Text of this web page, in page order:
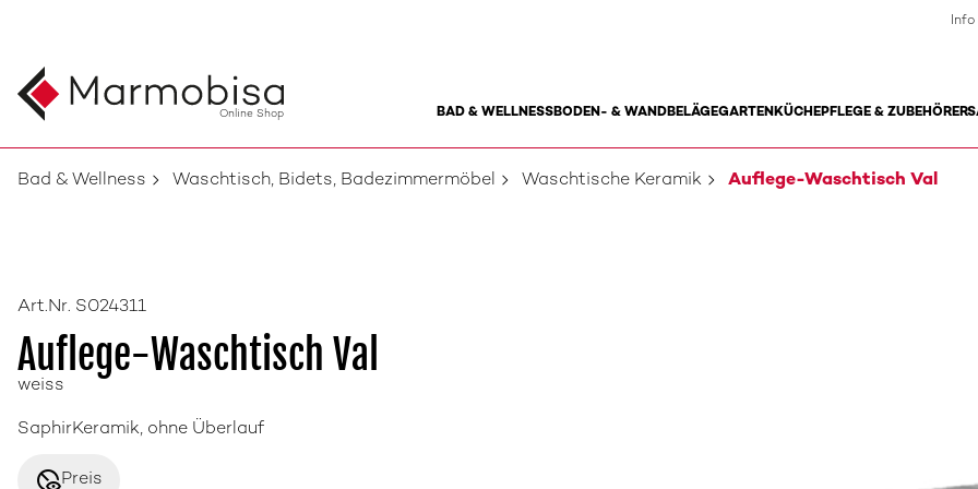
Online Shop BAD & WELLNESSBODEN- & WANDBELÄGEGARTENKÜCHEPFLEGE & ZUBEHÖR
Info
Bad & Wellness Waschtisch, Bidets, Badezimmermöbel Waschtische Keramik Auflege-Waschtisch Val
Art.Nr. S024311
Auflege-Waschtisch Val
weiss
SaphirKeramik, ohne Überlauf
disabled_visiblePreis